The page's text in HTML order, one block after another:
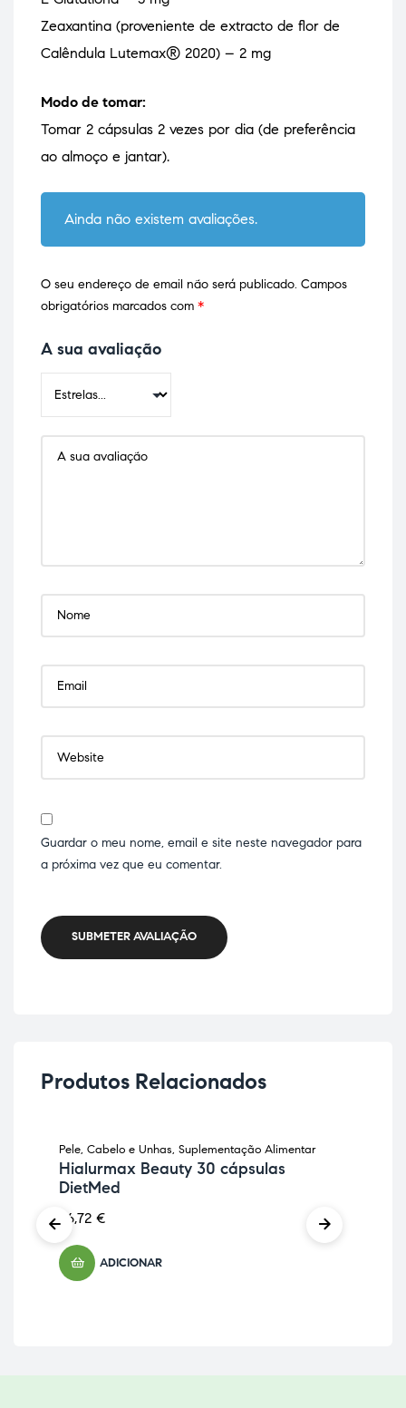
Zeaxantina (proveniente de extracto de flor de
Calêndula Lutemax® 2020) – 2 mg
Modo de tomar:
Tomar 2 cápsulas 2 vezes por dia (de preferência
ao almoço e jantar).
Ainda não existem avaliações.
O seu endereço de email não será publicado. Campos
obrigatórios marcados com *
A sua avaliação
Guardar o meu nome, email e site neste navegador para
a próxima vez que eu comentar.
SUBMETER AVALIAÇÃO
Produtos Relacionados
Pele, Cabelo e Unhas, Suplementação Alimentar
Hialurmax Beauty 30 cápsulas
DietMed
26,72 €
ADICIONAR